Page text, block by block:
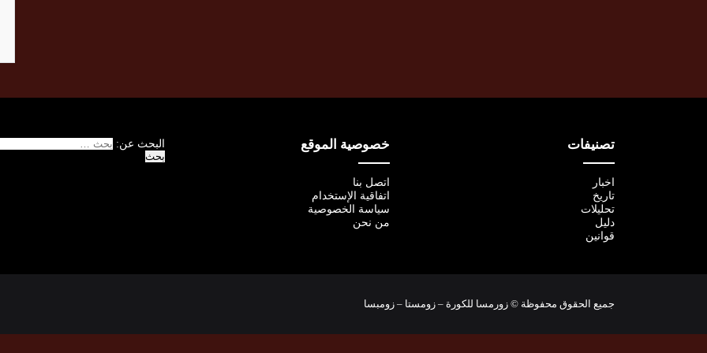
تصنيفات
اخبار
تاريخ
تحليلات
دليل
قوانين
خصوصية الموقع
اتصل بنا
اتفاقية الإستخدام
سياسة الخصوصية
من نحن
البحث عن:
جميع الحقوق محفوظة © زورمسا للكورة – زومستا – زومبسا